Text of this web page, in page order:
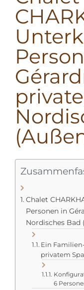
Chalet
Personen in
Nordisches Bad
Ein
privatem Spa
6